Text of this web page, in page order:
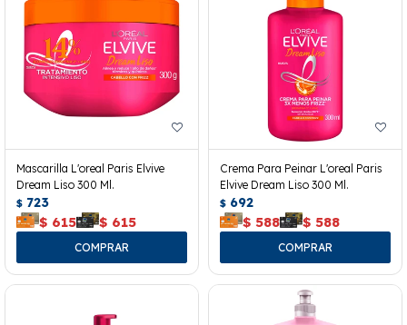
Mascarilla L'oreal Paris Elvive
Dream Liso 300 Ml.
$ 723
$ 615 $ 615
Crema Para Peinar L'oreal Paris
Elvive Dream Liso 300 Ml.
$ 692
$ 588 $ 588